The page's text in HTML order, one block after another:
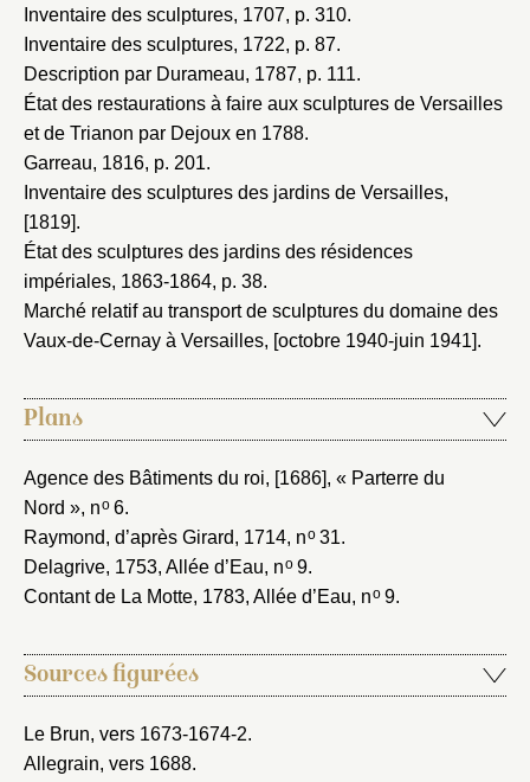
Inventaire des sculptures, 1707, p. 310.
Inventaire des sculptures, 1722, p. 87.
Description par Durameau, 1787, p. 111.
État des restaurations à faire aux sculptures de Versailles
et de Trianon par Dejoux en 1788.
Garreau, 1816, p. 201.
Inventaire des sculptures des jardins de Versailles,
[1819].
État des sculptures des jardins des résidences
impériales, 1863-1864, p. 38.
Marché relatif au transport de sculptures du domaine des
Vaux-de-Cernay à Versailles, [octobre 1940-juin 1941].
Plans
Agence des Bâtiments du roi, [1686], « Parterre du
Nord », no6.
Raymond, d’après Girard, 1714, no31.
Delagrive, 1753, Allée d’Eau, no9.
Contant de La Motte, 1783, Allée d’Eau, no9.
Sources figurées
Le Brun, vers 1673-1674-2.
Allegrain, vers 1688.